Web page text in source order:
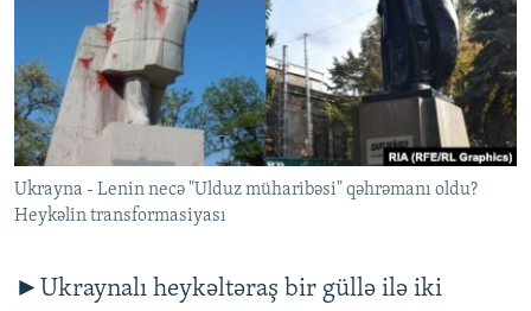
FOTOQALEREYA
İNFOQRAFIKA
KARIKATURA
OXU ZALI
AZƏRBAYCAN ƏDƏBIYYATI KITABXANASI
İSLAM VƏ DEMOKRATIYA
İZ - MƏDƏNIYYƏT PROQRAMI
HAQQIMIZDA
MISSIYAMIZ
PEŞƏ ETIKASI VƏ JURNALISTIKA STANDARTLARIMIZ
MATERIALLARIMIZDAN ISTIFADƏ
AZADLIQRADIOSU MOBIL TELEFONUNUZDA
XƏBƏR BÜLLETENLƏRIMIZ
BIZI IZLƏ
RFE/RL-in bütün saytları
Ukrayna - Lenin necə "Ulduz müharibəsi" qəhrəmanı oldu?
Heykəlin transformasiyası
►Ukraynalı heykəltəraş bir güllə ilə iki